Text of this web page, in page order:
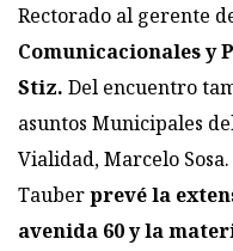
Rectorado al gerente
Comunicacionales y
Stiz. Del encuentro
asuntos Municipales
Vialidad, Marcelo
Tauberprevé la
avenida 60 y la